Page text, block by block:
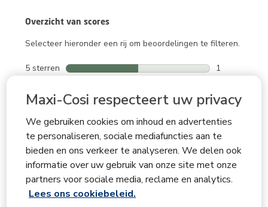
Maxi-Cosi respecteert uw privacy
We gebruiken cookies om inhoud en advertenties
te personaliseren, sociale mediafuncties aan te
bieden en ons verkeer te analyseren. We delen ook
informatie over uw gebruik van onze site met onze
partners voor sociale media, reclame en analytics.
Lees ons cookiebeleid.
Overzicht van scores
Selecteer hieronder een rij om beoordelingen te filteren.
5 sterren sterren
1
0
3 sterrensterren
0
0
1 stersterren
1
Gemiddelde scores van klanten
Kwaliteit
Kwaliteit, 5.0 van 5